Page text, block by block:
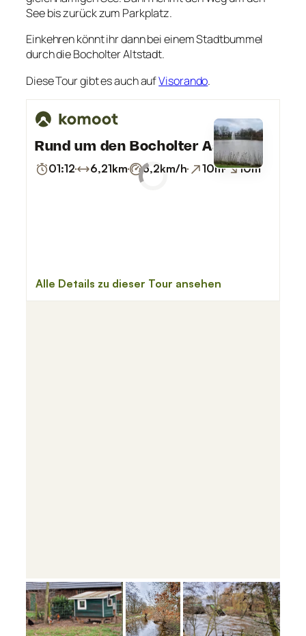
See bis zurück zum Parkplatz.
Einkehren könnt ihr dann bei einem Stadtbummel
durch die Bocholter Altstadt.
Diese Tour gibt es auch aufVisorando.